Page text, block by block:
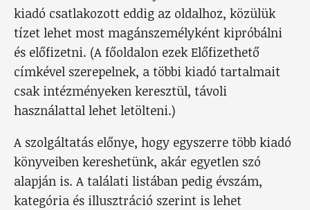
kiadó csatlakozott eddig az oldalhoz, közülük
tízet lehet most magánszemélyként kipróbálni
és előfizetni. (A főoldalon ezek Előfizethető
címkével szerepelnek, a többi kiadó tartalmait
csak intézményeken keresztül, távoli
használattal lehet letölteni.)
A szolgáltatás előnye, hogy egyszerre több kiadó
könyveiben kereshetünk, akár egyetlen szó
alapján is. A találati listában pedig évszám,
kategória és illusztráció szerint is lehet